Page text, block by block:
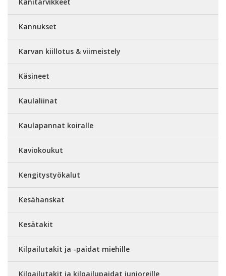
Kannukset
Karvan kiillotus & viimeistely
Käsineet
Kaulaliinat
Kaulapannat koiralle
Kaviokoukut
Kengitystyökalut
Kesähanskat
Kesätakit
Kilpailutakit ja -paidat miehille
Kilpailutakit ja kilpailupaidat junioreille